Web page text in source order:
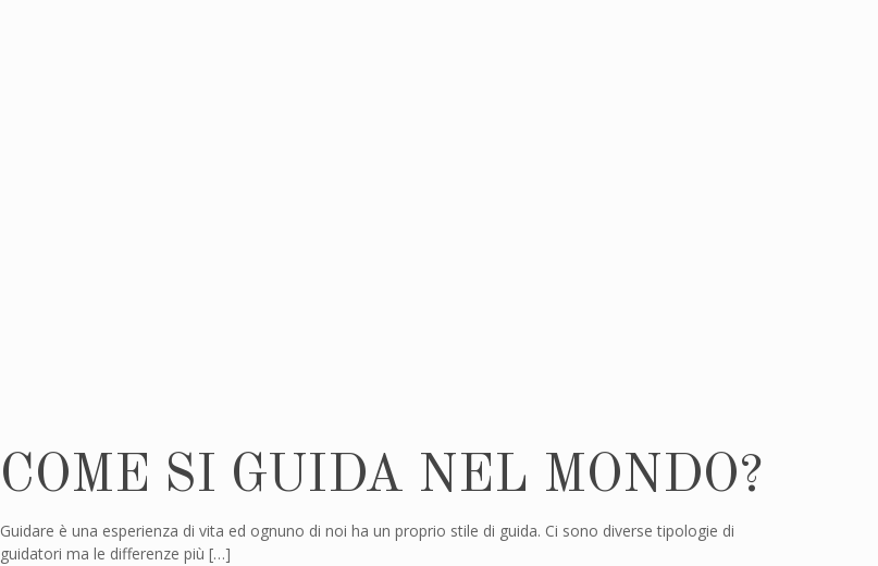
COME SI GUIDA NEL MONDO?
Guidare è una esperienza di vita ed ognuno di noi ha un proprio stile di guida. Ci sono diverse tipologie di
guidatori ma le differenze più […]